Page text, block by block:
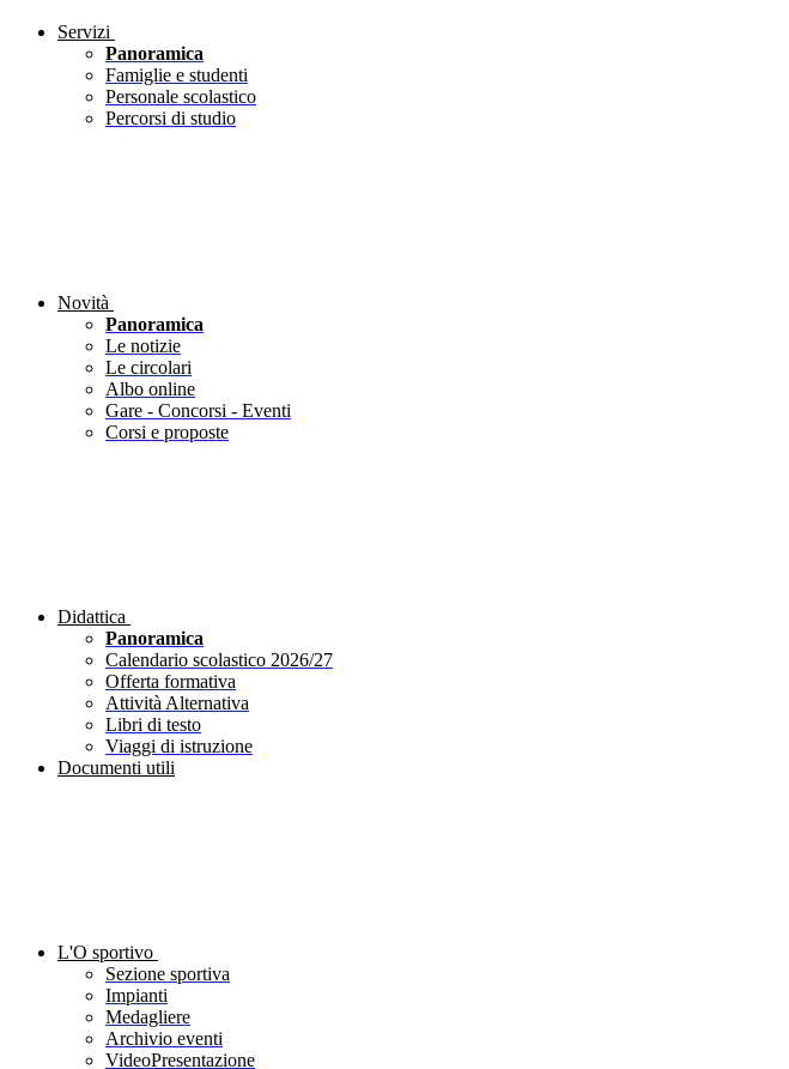
Servizi
Panoramica
Famiglie e studenti
Personale scolastico
Percorsi di studio
Novità
Panoramica
Le notizie
Le circolari
Albo online
Gare - Concorsi - Eventi
Corsi e proposte
Didattica
Panoramica
Calendario scolastico 2026/27
Offerta formativa
Attività Alternativa
Libri di testo
Viaggi di istruzione
Documenti utili
L'O sportivo
Sezione sportiva
Impianti
Medagliere
Archivio eventi
VideoPresentazione